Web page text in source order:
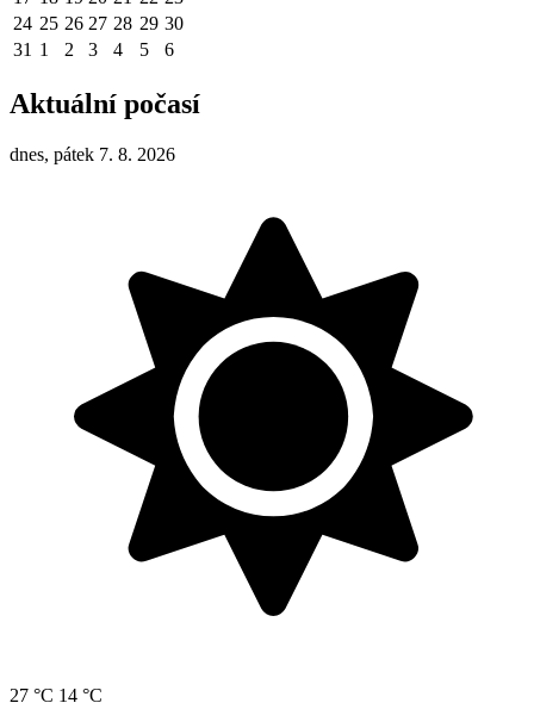
24 25 26 27 28 29 30
31 1 2 3 4 5 6
Aktuální počasí
dnes, pátek 7. 8. 2026
27 °C 14 °C